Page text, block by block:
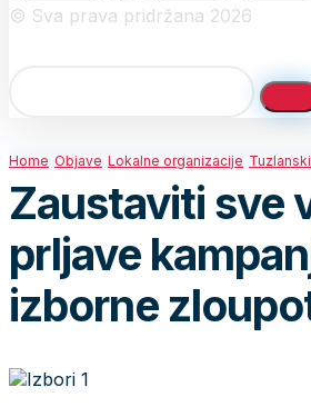
© Sva prava pridržana 2026
Home Objave Lokalne organizacije
Zaustaviti sve
prljave
izborne